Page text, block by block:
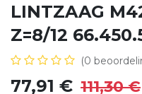
LINTZAAG
Z=8/12
(0
77,91 € 111,30€